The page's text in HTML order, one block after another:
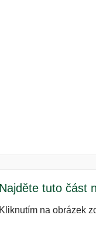
Najděte tuto část
Kliknutím na obrázek